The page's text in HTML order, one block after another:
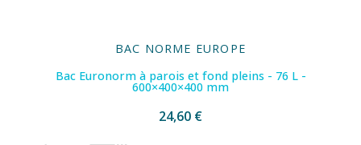
BAC NORME EUROPE
Bac Euronorm à parois et fond pleins - 76 L -
600×400×400 mm
24,60 €